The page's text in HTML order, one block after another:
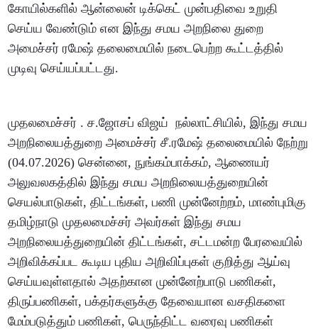
கோயில்களில் ஆன்லைன் டிக்கெட் முன்பதிவை உறுதி
செய்ய வேண்டும் என இந்து சமய அறநிலை துறை
அமைச்சர் ரமேஷ் தலைமையில் நடைபெற்ற கூட்டத்தில்
முடிவு செய்யப்பட்டது.
முதலமைச்சர் . ச.ஜோசப் விஜய் நல்லாட்சியில், இந்து சமய
அறநிலையத்துறை அமைச்சர் சீ.ரமேஷ் தலைமையில் நேற்று
(04.07.2026) சென்னை, நுங்கம்பாக்கம், ஆணையர்
அலுவலகத்தில் இந்து சமய அறநிலையத்துறையின்
செயல்பாடுகள், திட்டங்கள், பணி முன்னேற்றம், மாண்புமிகு
தமிழ்நாடு முதலமைச்சர் அவர்கள் இந்து சமய
அறநிலையத்துறையின் திட்டங்கள், சட்டமன்ற பேரவையில்
அறிவிக்கப்பட கூடிய புதிய அறிவிப்புகள் குறித்து ஆய்வு
செய்யவுள்ளதால் அதற்கான முன்னேற்பாடு பணிகள்,
திருப்பணிகள், பக்தர்களுக்கு தேவையான வசதிகளை
மேம்படுத்தும் பணிகள், பெருந்திட்ட வரைவு பணிகள்